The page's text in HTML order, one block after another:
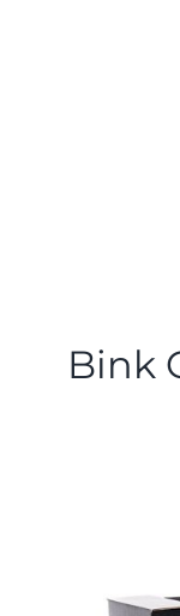
Bink